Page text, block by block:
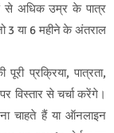
से अधिक उम्र के पात्र
3 या 6 महीने के अंतराल
पूरी प्रक्रिया, पात्रता,
विस्तार से चर्चा करेंगे।
चाहते हैं या ऑनलाइन